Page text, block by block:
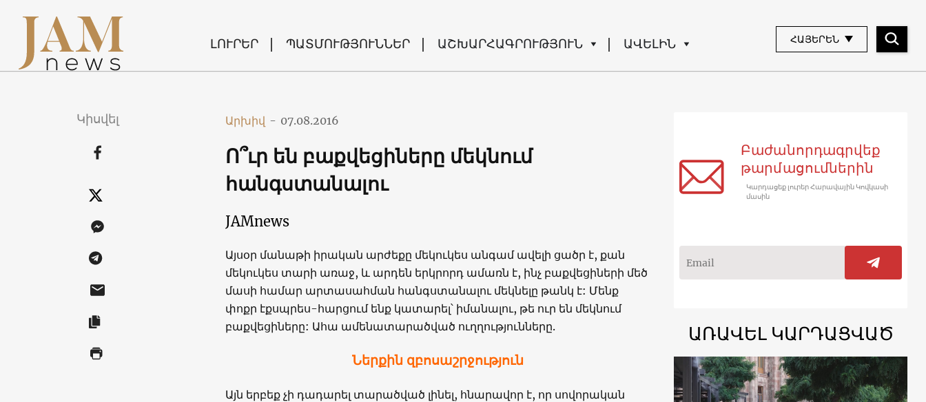
ԼՈՒՐԵՐ ՊԱՏՄՈՒԹՅՈՒՆՆԵՐ ԱՇԽԱՐՀԱԳՐՈՒԹՅՈՒՆ ԱՎԵԼԻՆ ՀԱՅԵՐԵՆ
Կիսվել Արխիվ - 07.08.2016
Ո՞ւր են բաքվեցիները մեկնում
հանգստանալու
JAMnews
Այսօր մանաթի իրական արժեքը մեկուկես անգամ ավելի ցածր է, քան
մեկուկես տարի առաջ, և արդեն երկրորդ ամառն է, ինչ բաքվեցիների մեծ
մասի համար արտասահման հանգստանալու մեկնելը թանկ է: Մենք
փոքր էքսպրես-հարցում ենք կատարել՝ իմանալու, թե ուր են մեկնում
բաքվեցիները: Ահա ամենատարածված ուղղությունները.
Ներքին զբոսաշրջություն
Այն երբեք չի դադարել տարածված լինել, հնարավոր է, որ սովորական
Բաժանորդագրվեք
թարմացումներին
Կարդացեք լուրեր Հարավային Կովկասի
մասին
ԱՌԱՎԵԼ ԿԱՐԴԱՑՎԱԾ